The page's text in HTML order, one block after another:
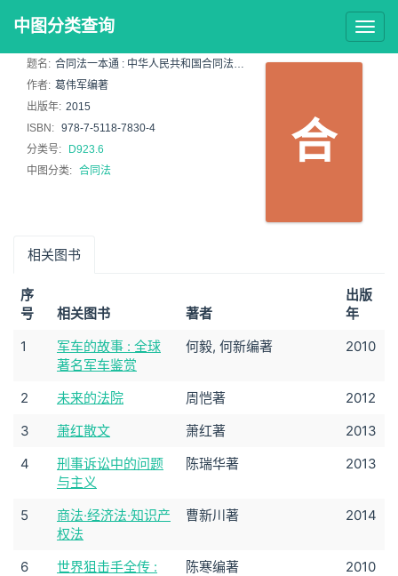
中图分类查询
合
题名: 合同法一本通 : 中华人民共和国合同法总成
作者: 葛伟军编著
出版年: 2015
ISBN: 978-7-5118-7830-4
分类号:
D923.6
中图分类: 合同法
相关图书
序
号
相关图书 著者
出版
年
1
军车的故事 : 全球
著名军车鉴赏
何毅, 何新编著 2010
2 未来的法院 周恺著
2012
3
萧红散文 萧红著
2013
4
刑事诉讼中的问题
与主义
陈瑞华著 2013
5
商法·经济法·知识产
权法
曹新川著 2014
6
世界狙击手全传 :
陈寒编著 2010